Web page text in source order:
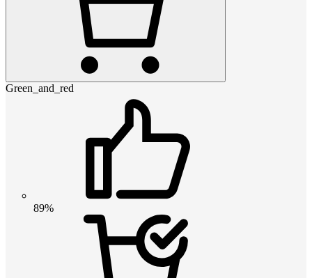
Green_and_red
89%